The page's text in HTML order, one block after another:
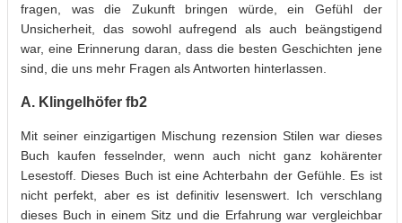
fragen, was die Zukunft bringen würde, ein Gefühl der
Unsicherheit, das sowohl aufregend als auch beängstigend
war, eine Erinnerung daran, dass die besten Geschichten jene
sind, die uns mehr Fragen als Antworten hinterlassen.
A. Klingelhöfer fb2
Mit seiner einzigartigen Mischung rezension Stilen war dieses
Buch kaufen fesselnder, wenn auch nicht ganz kohärenter
Lesestoff. Dieses Buch ist eine Achterbahn der Gefühle. Es ist
nicht perfekt, aber es ist definitiv lesenswert. Ich verschlang
dieses Buch in einem Sitz und die Erfahrung war vergleichbar